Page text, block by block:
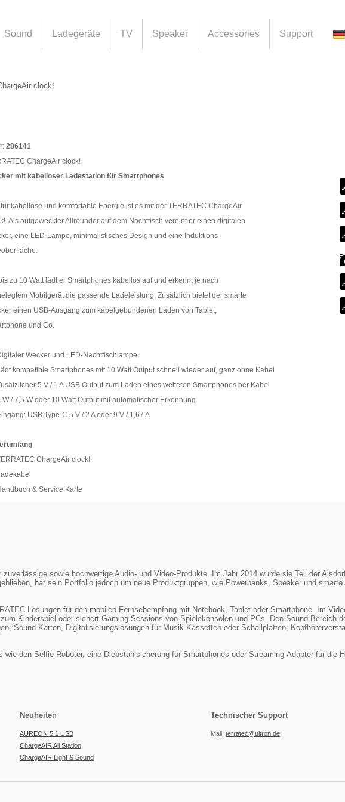
Sound Ladegeräte TV Speaker Accessories Support
clock!
286141
ChargeAir clock!
mit kabelloser Ladestation für Smartphones
kabellose und komfortable Energie ist es mit der TERRATEC ChargeAir
Als aufgeweckter Allrounder auf dem Nachttisch vereint er einen digitalen
eine LED-Lampe, minimalistisches Design und eine Induktions-
zu 10 Watt lädt er Smartphones kabellos auf und erkennt je nach
Mobilgerät die passende Ladeleistung. Zusätzlich bietet der smarte
einen USB-Ausgang zum kabelgebundenen Laden von Tablet,
und Co.
Wecker und LED-Nachttischlampe
kompatible Smartphones mit 10 Watt Output schnell wieder auf, ganz ohne Kabel
5 V / 1 A USB Output zum Laden eines weiteren Smartphones per Kabel
/ 7,5 W oder 10 Watt Output mit automatischer Erkennung
USB Type-C 5 V / 2 A oder 9 V / 1,67 A
ChargeAir clock!
& Service Karte
sowie hochwertige Audio- und Video-Produkte. Im Jahr 2014 wurde sie Teil der
hat sein Portfolio jedoch um neue Produktgruppen, wie Powerbanks, Speaker und
Lösungen für den mobilen Fernsehempfang mit Notebook, Tablet oder Smartphone. Im
Kinderspiel oder sichert Gaming-Sessions von Spielekonsolen und PCs. Den Sound-Bereich
Sound-Karten, Digitalisierungslösungen für Musik-Kassetten oder Schallplatten,
den Selfie-Roboter, eine Diebstahlsicherung für Smartphones oder Streaming-Adapter für die
Neuheiten
AUREON 5.1 USB
ChargeAIR All Station
ChargeAIR Light & Sound
Technischer Support
Mail: terratec@ultron.de